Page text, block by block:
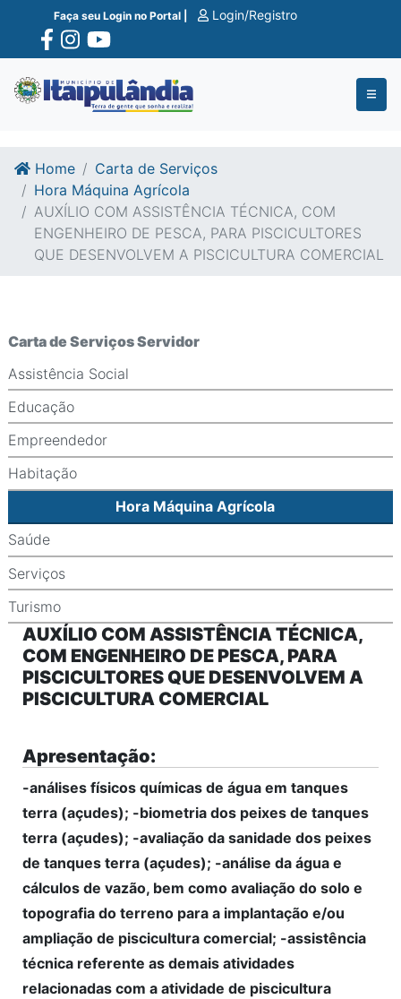
Ir para o conte�do
Ir para o fim do conte�do
Faça seu Login no Portal | Login/Registro
Home
Carta de Serviços
Hora Máquina Agrícola
AUXÍLIO COM ASSISTÊNCIA TÉCNICA, COM
ENGENHEIRO DE PESCA, PARA PISCICULTORES
QUE DESENVOLVEM A PISCICULTURA COMERCIAL
Carta de Serviços Servidor
Assistência Social
Educação
Empreendedor
Habitação
Hora Máquina Agrícola
Saúde
Serviços
Turismo
AUXÍLIO COM ASSISTÊNCIA TÉCNICA,
COM ENGENHEIRO DE PESCA, PARA
PISCICULTORES QUE DESENVOLVEM A
PISCICULTURA COMERCIAL
Apresentação:
-análises físicos químicas de água em tanques
terra (açudes); -biometria dos peixes de tanques
terra (açudes); -avaliação da sanidade dos peixes
de tanques terra (açudes); -análise da água e
cálculos de vazão, bem como avaliação do solo e
topografia do terreno para a implantação e/ou
ampliação de piscicultura comercial; -assistência
técnica referente as demais atividades
relacionadas com a atividade de piscicultura